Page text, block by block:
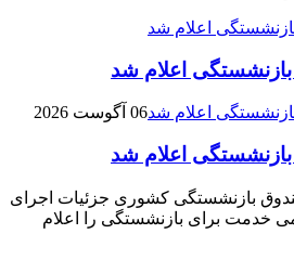
اعلام شد
06 آگوست 2026
اعلام شد
صندوق بازنشستگی کشوری جزئیات اجرای
خدمت برای بازنشستگی را اعلام